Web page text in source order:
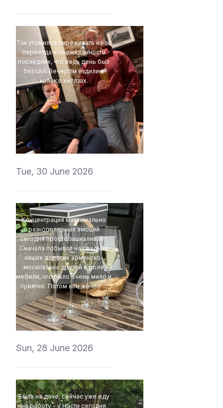
Так утомился переживать из-за
переезда и неожиданности
последних, что весь день был
без сил. Вечером ездили в
кабак в хиллзах.
Tue, 30 June 2026
Концентрация максимально
разнополярных эмоций
сегодня просто зашкаливает.
Сначала побывал на свадьбе
наших дорогих армянско-
московских друзей в роле
мебели, что было очень мило и
приятно. Потом все же что ...
4Eki
Sun, 28 June 2026
Была на даче, сейчас уже еду
на работу - у Насти сегодня